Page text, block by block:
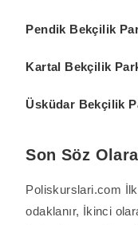
Pendik Bekçilik
Kartal Bekçilik
Üsküdar Bekçilik
Son Söz
Poliskurslari.com
odaklanır, İkinci